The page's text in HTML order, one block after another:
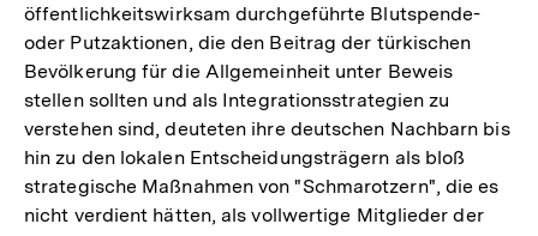
öffentlichkeitswirksam durchgeführte Blutspende-
oder Putzaktionen, die den Beitrag der türkischen
Bevölkerung für die Allgemeinheit unter Beweis
stellen sollten und als Integrationsstrategien zu
verstehen sind, deuteten ihre deutschen Nachbarn bis
hin zu den lokalen Entscheidungsträgern als bloß
strategische Maßnahmen von "Schmarotzern", die es
nicht verdient hätten, als vollwertige Mitglieder der